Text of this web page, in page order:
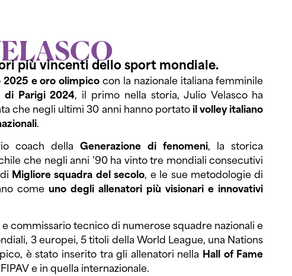
più vincenti dello sport mondiale.
e oro olimpicocon la nazionale italiana femminile
di Parigi 2024, il primo nella storia, Julio Velasco ha
che negli ultimi 30 anni hanno portatoil volley italiano
.
coach della Generazione di fenomeni, la storica
che negli anni ’90 ha vinto tre mondiali consecutivi
Migliore squadra del secolo, e le sue metodologie di
comeuno degli allenatori più visionari e innovativi
commissario tecnico di numerose squadre nazionali e
3 europei, 5 titoli della World League, una Nations
è stato inserito tra gli allenatori nella Hall of Fame
e in quella internazionale.